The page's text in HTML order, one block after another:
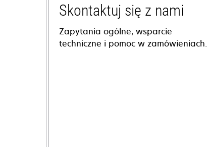
Skontaktuj się z nami
Zapytania ogólne, wsparcie
techniczne i pomoc w zamówieniach.